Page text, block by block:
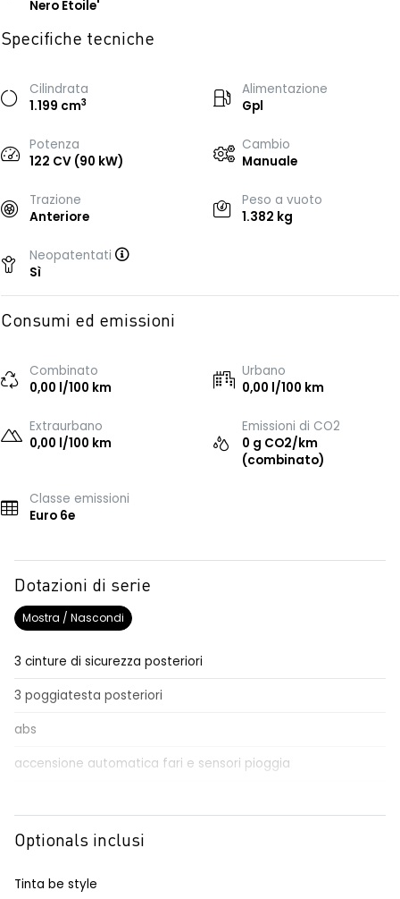
Nero Etoile'
Specifiche tecniche
Cilindrata
1.199 cm3
Alimentazione
Gpl
Potenza
122 CV (90 kW)
Cambio
Manuale
Trazione
Anteriore
Peso a vuoto
1.382 kg
Neopatentati
Sì
Consumi ed emissioni
Combinato
0,00 l/100 km
Urbano
0,00 l/100 km
Extraurbano
0,00 l/100 km
Emissioni di CO2
0 g CO2/km
(combinato)
Classe emissioni
Euro 6e
Dotazioni di serie
Mostra / Nascondi
3 cinture di sicurezza posteriori
3 poggiatesta posteriori
abs
accensione automatica fari e sensori pioggia
Aggiornamento del sistema, incluso per 5 anni
Optionals inclusi
Tinta be style